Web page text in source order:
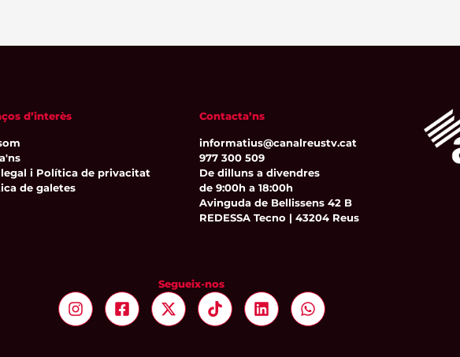
d’interès
i Política de privacitat
de galetes
Contacta’ns
informatius@canalreustv.cat
977 300 509
De dilluns a divendres
de 9:00h a 18:00h
Avinguda de Bellissens 42 B
REDESSA Tecno | 43204 Reus
Segueix-nos